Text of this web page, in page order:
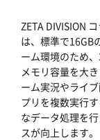
ZETA DIVISION
は、標準で16GB
ーム環境のため
メモリ容量を大
ーム実況やライ
プリを複数実行
なデータ処理を
スが向上します。